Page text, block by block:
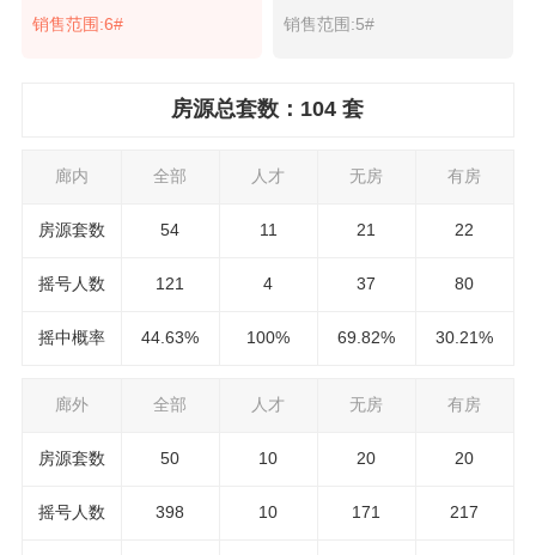
销售范围:6#
销售范围:5#
房源总套数：104 套
廊内 全部 人才 无房 有房
房源套数 54 11 21 22
摇号人数 121 4 37 80
摇中概率 44.63% 100% 69.82% 30.21%
廊外 全部 人才 无房 有房
房源套数 50 10 20 20
摇号人数 398 10 171 217